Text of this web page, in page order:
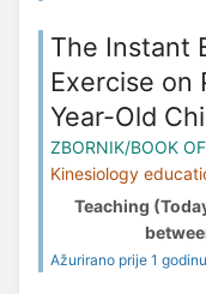
The Instant
Exercise on
Year-Old
ZBORNIK/BOOK
Kinesiology
Teaching
Ažurirano prije 1